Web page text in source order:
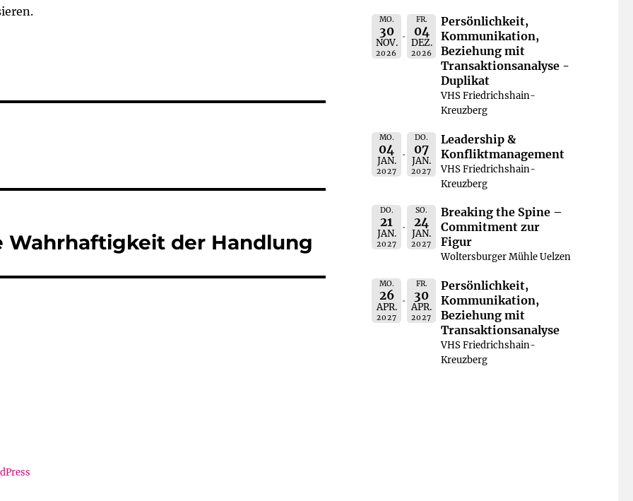
Wahrhaftigkeit der Handlung
MO.
30
NOV.
2026
FR.
04
DEZ.
2026
Persönlichkeit,
Kommunikation,
Beziehung mit
Transaktionsanalyse -
Duplikat
VHS Friedrichshain-
Kreuzberg
MO.
04
JAN.
2027
DO.
07
JAN.
2027
Leadership &
Konfliktmanagement
VHS Friedrichshain-
Kreuzberg
DO.
21
JAN.
2027
SO.
24
JAN.
2027
Breaking the Spine –
Commitment zur
Figur
Woltersburger Mühle Uelzen
MO.
26
APR.
2027
FR.
30
APR.
2027
Persönlichkeit,
Kommunikation,
Beziehung mit
Transaktionsanalyse
VHS Friedrichshain-
Kreuzberg